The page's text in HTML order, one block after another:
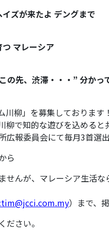
ズが来たよ デングまで
マレーシア
の先、渋滞・・・” 分かっ
川柳」を募集しております！
柳で知的な遊びを込めると
広報委員会にて毎月3首選
ら
せんが、マレーシア生活
）まで、
ださい。